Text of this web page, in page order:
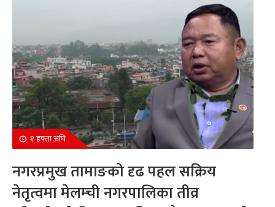
१ हफ्ता अघि
नगरप्रमुख तामाङको दृढ पहल सक्रिय
नेतृत्वमा मेलम्ची नगरपालिका तीव्र